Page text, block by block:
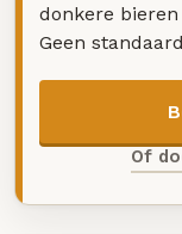
donkere
Geen
Of